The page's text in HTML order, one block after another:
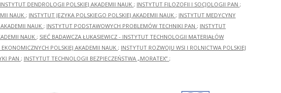
INSTYTUT DENDROLOGII POLSKIEJ AKADEMII NAUK ; INSTYTUT FILOZOFII I SOCJOLOGII PAN ;
NAUK ; INSTYTUT JĘZYKA POLSKIEGO POLSKIEJ AKADEMII NAUK ; INSTYTUT MEDYCYNY
NAUK ; INSTYTUT PODSTAWOWYCH PROBLEMÓW TECHNIKI PAN ; INSTYTUT
NAUK ; SIEĆ BADAWCZA ŁUKASIEWICZ - INSTYTUT TECHNOLOGII MATERIAŁÓW
POLSKIEJ AKADEMII NAUK ; INSTYTUT ROZWOJU WSI I ROLNICTWA POLSKIEJ
PAN ; INSTYTUT TECHNOLOGII BEZPIECZEŃSTWA „MORATEX” ;